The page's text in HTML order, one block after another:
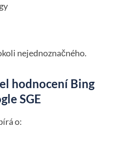
nejednoznačného.
hodnocení Bing
SGE
o: